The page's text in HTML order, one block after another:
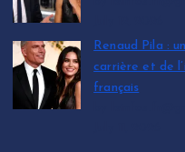
Renaud Pila :
carrière et de
français